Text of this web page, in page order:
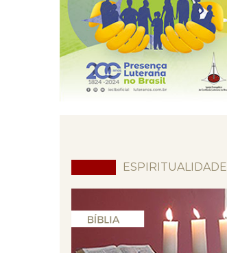
ESPIRITUALIDADE